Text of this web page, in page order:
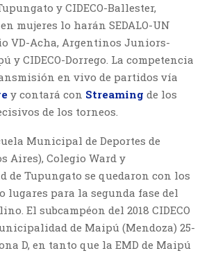
y CIDECO-Ballester,
mujeres lo harán SEDALO-UN
VD-Acha, Argentinos Juniors-
y CIDECO-Dorrego. La competencia
en vivo de partidos vía
y contará con Streaming de los
de los torneos.
Municipal de Deportes de
Aires), Colegio Ward y
de Tupungato se quedaron con los
lugares para la segunda fase del
El subcampéon del 2018 CIDECO
de Maipú (Mendoza) 25-
D, en tanto que la EMD de Maipú